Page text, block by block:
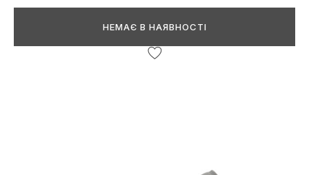
НЕМАЄ В НАЯВНОСТІ